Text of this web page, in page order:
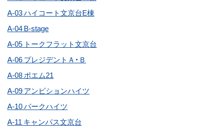
A-03 ハイコート文京台E棟
A-04 B-stage
A-05 トークフラット文京台
A-06 プレジデントＡ・Ｂ
A-08 ポエム21
A-09 アンビションハイツ
A-10 パークハイツ
A-11 キャンパス文京台